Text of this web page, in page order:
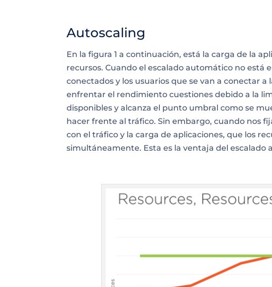
Autoscaling
En la figura 1 a continuación, está la carga de la
recursos. Cuando el escalado automático no está
conectados y los usuarios que se van a conectar a
enfrentar el rendimientocuestiones debido a la
disponibles y alcanza el punto umbral como se
hacer frente al tráfico. Sin embargo, cuando nos
con el tráfico y la carga de aplicaciones, que los
simultáneamente. Esta es la ventaja del escalado